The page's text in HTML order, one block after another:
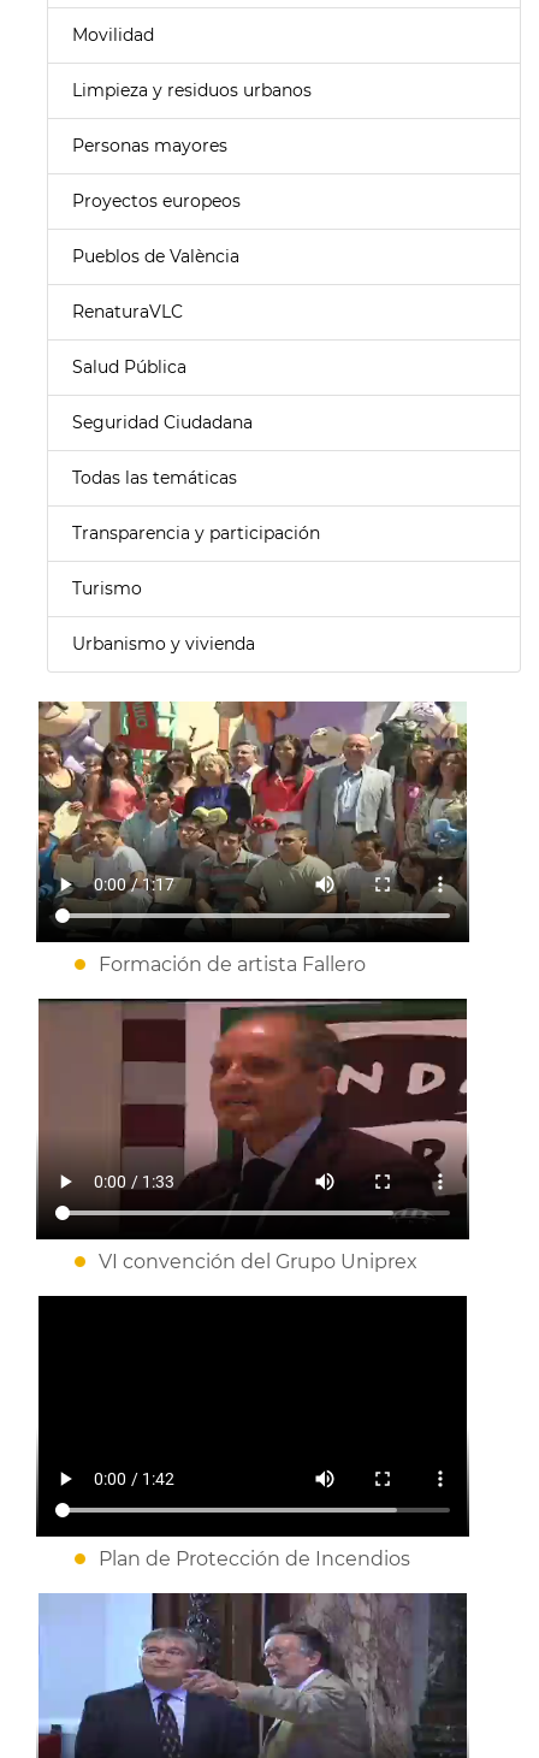
Movilidad
Limpieza y residuos urbanos
Personas mayores
Proyectos europeos
Pueblos de València
RenaturaVLC
Salud Pública
Seguridad Ciudadana
Todas las temáticas
Transparencia y participación
Turismo
Urbanismo y vivienda
Formación de artista Fallero
VI convención del Grupo Uniprex
Plan de Protección de Incendios